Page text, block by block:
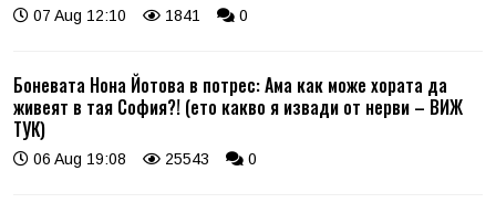
07 Aug 12:10 1841 0
Боневата Нона Йотова в потрес: Ама как може хората да
живеят в тая София?! (ето какво я извади от нерви – ВИЖ
ТУК)
06 Aug 19:08 25543 0